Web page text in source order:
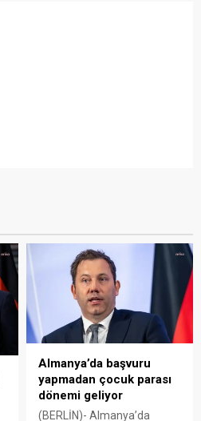
Almanya’da başvuru
yapmadan çocuk parası
dönemi geliyor
(BERLİN)- Almanya’da